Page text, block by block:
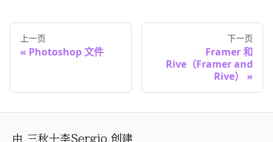
上一页
Photoshop 文件
下一页
Framer 和
Rive（Framer and
Rive）
由 三秋十李Sergio 创建